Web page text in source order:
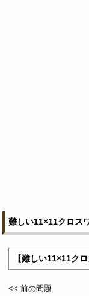
難しい11×11クロス
【難しい11×11ク
<< 前の問題